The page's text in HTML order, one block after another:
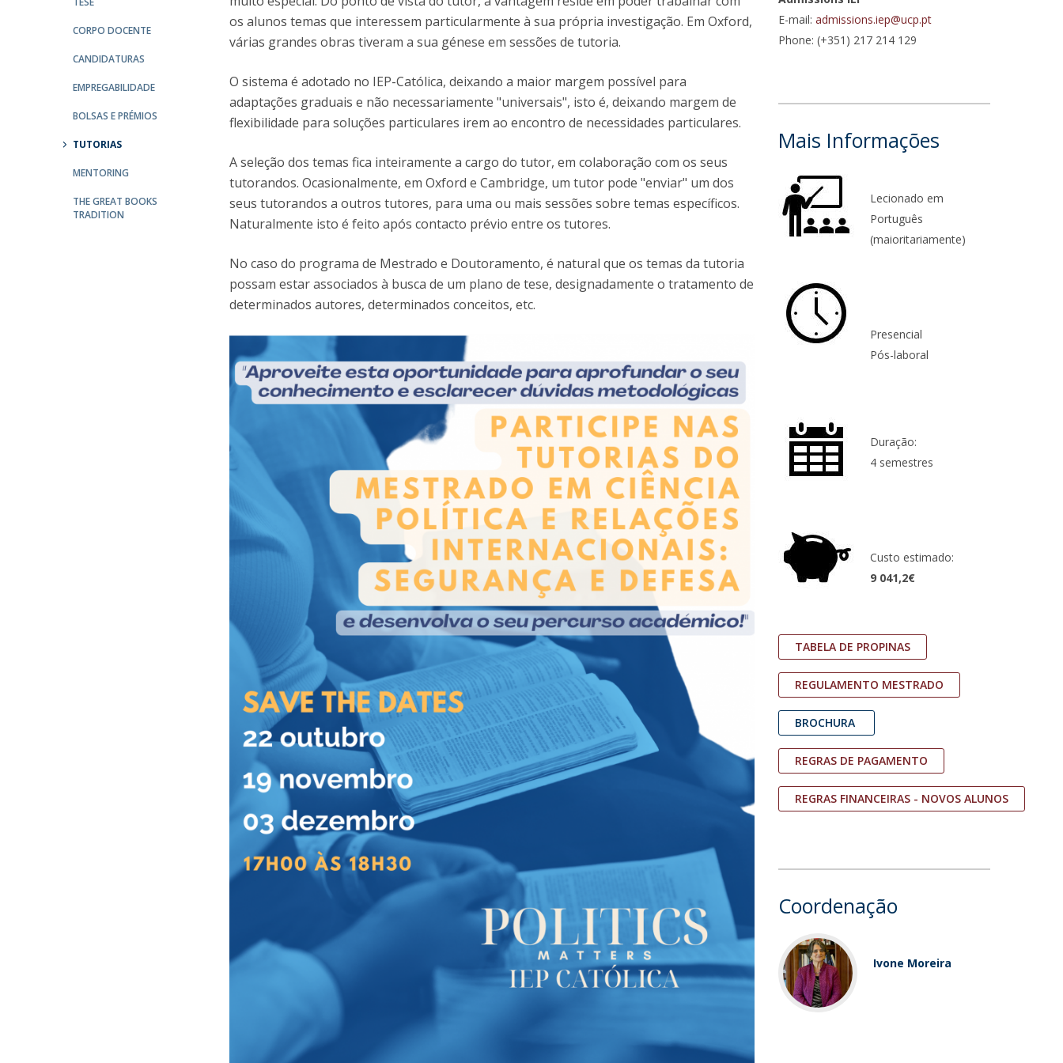
Centro de Investigação do Instituto de
Estudos Políticos
Centro de Estudos Europeus
Palestra Anual Alexis de Tocqueville
Conferências do Atlântico
Palestra Anual Winston Churchill
IEP Alumni Club
Career Day
Iniciativas Nacionais da Católica
CORPO DOCENTE
CANDIDATURAS
EMPREGABILIDADE
BOLSAS E PRÉMIOS
TUTORIAS
MENTORING
THE GREAT BOOKS
TRADITION
os alunos temas que interessem particularmente à sua própria investigação. Em Oxford,
várias grandes obras tiveram a sua génese em sessões de tutoria.
O sistema é adotado no IEP-Católica, deixando a maior margem possível para
adaptações graduais e não necessariamente "universais", isto é, deixando margem de
flexibilidade para soluções particulares irem ao encontro de necessidades particulares.
A seleção dos temas fica inteiramente a cargo do tutor, em colaboração com os seus
tutorandos. Ocasionalmente, em Oxford e Cambridge, um tutor pode "enviar" um dos
seus tutorandos a outros tutores, para uma ou mais sessões sobre temas específicos.
Naturalmente isto é feito após contacto prévio entre os tutores.
No caso do programa de Mestrado e Doutoramento, é natural que os temas da tutoria
possam estar associados à busca de um plano de tese, designadamente o tratamento de
determinados autores, determinados conceitos, etc.
E-mail:admissions.iep@ucp.pt
Phone: (+351) 217 214 129
Mais Informações
Lecionado em
Português
(maioritariamente)
Presencial
Pós-laboral
Duração:
4 semestres
Custo estimado:
9 041,2€
TABELA DE PROPINAS
REGULAMENTO MESTRADO
BROCHURA
REGRAS DE PAGAMENTO
REGRAS FINANCEIRAS - NOVOS ALUNOS
Coordenação
Ivone Moreira